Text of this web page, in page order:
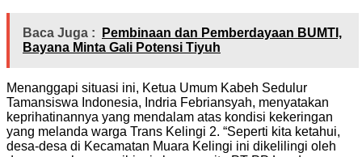
Baca Juga :
Pembinaan dan Pemberdayaan BUMTI,
Bayana Minta Gali Potensi Tiyuh
Menanggapi situasi ini, Ketua Umum Kabeh Sedulur
Tamansiswa Indonesia, Indria Febriansyah, menyatakan
keprihatinannya yang mendalam atas kondisi kekeringan
yang melanda warga Trans Kelingi 2. “Seperti kita ketahui,
desa-desa di Kecamatan Muara Kelingi ini dikelilingi oleh